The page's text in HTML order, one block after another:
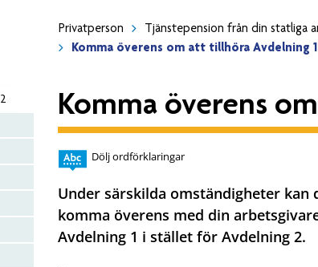
Privatperson Tjänstepension från din statliga
Komma överens om att tillhöra Avdelning 1
Komma överens
Dölj ordförklaringar
Under särskilda omständigheter kan
komma överens med din
Avdelning 1 i stället för Avdelning 2.